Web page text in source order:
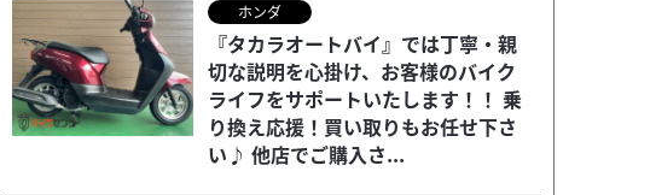
ホンダ
『タカラオートバイ』では丁寧・親
切な説明を心掛け、お客様のバイク
ライフをサポートいたします！！ 乗
り換え応援！買い取りもお任せ下さ
い♪ 他店でご購入さ...